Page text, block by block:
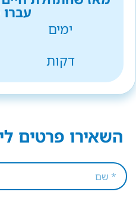
ימים
דקות
השאירו פרטים